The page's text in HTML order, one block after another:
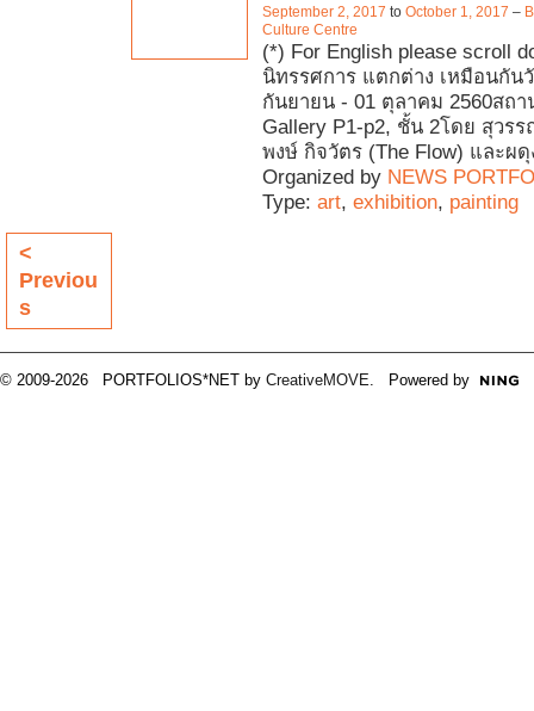
September 2, 2017 to October 1, 2017 –
Culture Centre
(*) For English please scroll
นิทรรศการ แตกต่าง เหมือนกัน
กันยายน - 01 ตุลาคม 2560สถา
Gallery P1-p2, ชั้น 2โดย สุวร
พงษ์ กิจวัตร (The Flow) และผ
Organized by NEWS
Type: art, exhibition, painting
<
Previou
s
© 2009-2026 PORTFOLIOS*NET by CreativeMOVE. Powered by